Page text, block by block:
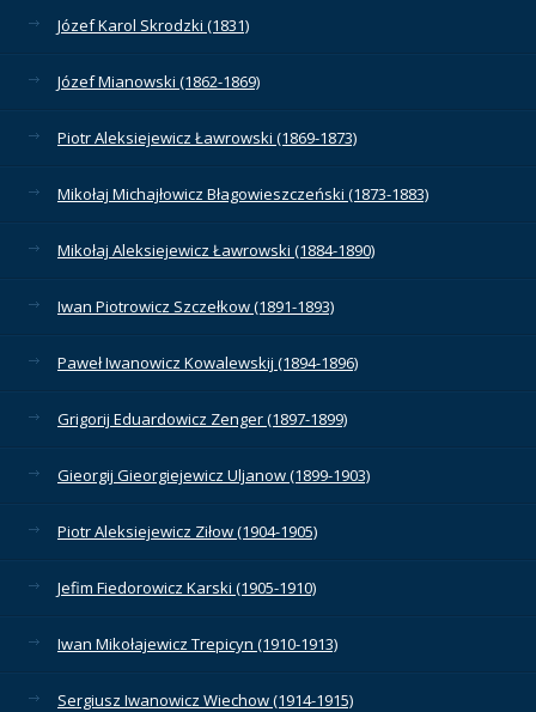
Józef Karol Skrodzki (1831)
Józef Mianowski (1862-1869)
Piotr Aleksiejewicz Ławrowski (1869-1873)
Mikołaj Michajłowicz Błagowieszczeński (1873-1883)
Mikołaj Aleksiejewicz Ławrowski (1884-1890)
Iwan Piotrowicz Szczełkow (1891-1893)
Paweł Iwanowicz Kowalewskij (1894-1896)
Grigorij Eduardowicz Zenger (1897-1899)
Gieorgij Gieorgiejewicz Uljanow (1899-1903)
Piotr Aleksiejewicz Ziłow (1904-1905)
Jefim Fiedorowicz Karski (1905-1910)
Iwan Mikołajewicz Trepicyn (1910-1913)
Sergiusz Iwanowicz Wiechow (1914-1915)